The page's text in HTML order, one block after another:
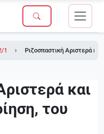
10/2009Ριζοσπαστική Αριστερά
και
του